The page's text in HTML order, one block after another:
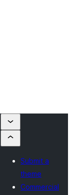
Submit a
theme
Commercial